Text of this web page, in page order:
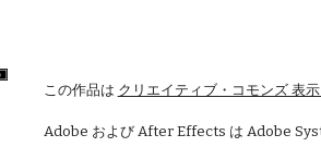
この作品は クリエイティブ・コモンズ 表
Adobe および After Effects は Adobe